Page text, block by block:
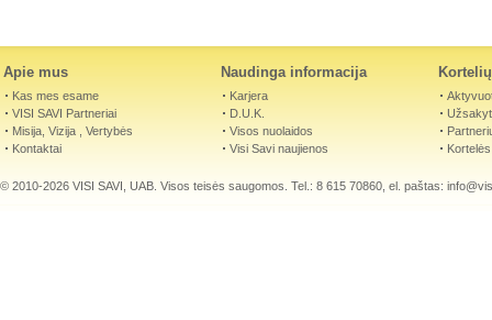
Apie mus
Kas mes esame
VISI SAVI Partneriai
Misija, Vizija , Vertybės
Kontaktai
Naudinga informacija
Karjera
D.U.K.
Visos nuolaidos
Visi Savi naujienos
© 2010-2026 VISI SAVI, UAB. Visos teisės saugomos. Tel.: 8 615 70860, el. paštas: